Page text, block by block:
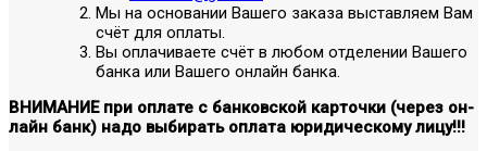
Мы на основании Вашего заказа выставляем Вам
счёт для оплаты.
Вы оплачиваете счёт в любом отделении Вашего
банка или Вашего онлайн банка.
ВНИМАНИЕ при оплате с банковской карточки (через он-
лайн банк) надо выбирать оплата юридическому лицу!!!